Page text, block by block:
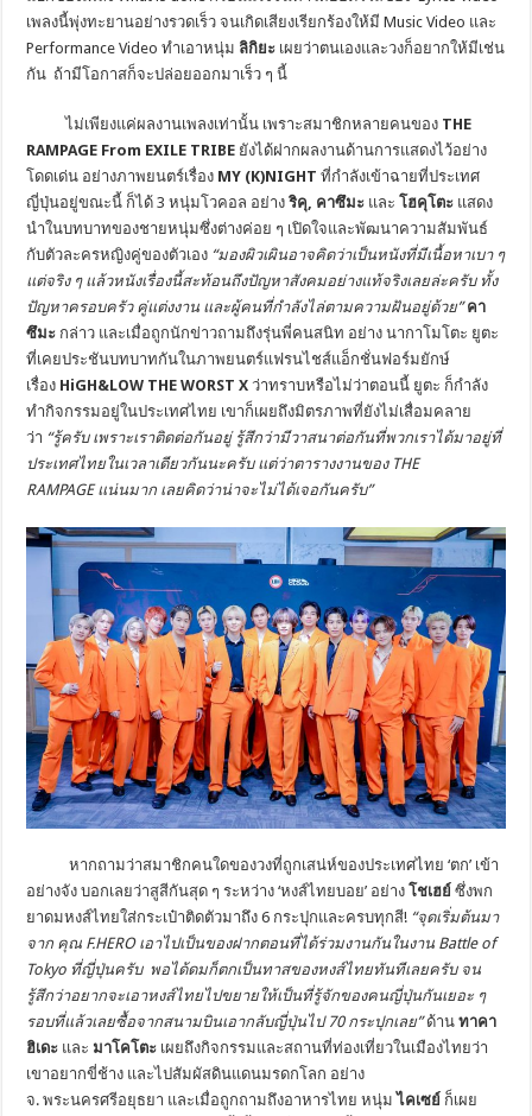
เพลงนี้พุ่งทะยานอย่างรวดเร็ว จนเกิดเสียงเรียกร้องให้มี Music Video และ
Performance Video ทำเอาหนุ่ม ลิกิยะ เผยว่าตนเองและวงก็อยากให้มีเช่น
กัน ถ้ามีโอกาสก็จะปล่อยออกมาเร็ว ๆ นี้
ไม่เพียงแค่ผลงานเพลงเท่านั้น เพราะสมาชิกหลายคนของ THE
RAMPAGE From EXILE TRIBE ยังได้ฝากผลงานด้านการแสดงไว้อย่าง
โดดเด่น อย่างภาพยนตร์เรื่อง MY (K)NIGHT ที่กำลังเข้าฉายที่ประเทศ
ญี่ปุ่นอยู่ขณะนี้ ก็ได้ 3 หนุ่มโวคอล อย่างริคุ, คาซึมะ และโฮคุโตะ แสดง
นำในบทบาทของชายหนุ่มซึ่งต่างค่อย ๆ เปิดใจและพัฒนาความสัมพันธ์
กับตัวละครหญิงคู่ของตัวเอง “มองผิวเผินอาจคิดว่าเป็นหนังที่มีเนื้อหาเบา ๆ
แต่จริง ๆ แล้วหนังเรื่องนี้สะท้อนถึงปัญหาสังคมอย่างแท้จริงเลยล่ะครับ ทั้ง
ปัญหาครอบครัว คู่แต่งงาน และผู้คนที่กำลังไล่ตามความฝันอยู่ด้วย” คา
ซึมะ กล่าว และเมื่อถูกนักข่าวถามถึงรุ่นพี่คนสนิท อย่าง นากาโมโตะ ยูตะ
ที่เคยประชันบทบาทกันในภาพยนตร์แฟรนไชส์แอ็กชั่นฟอร์มยักษ์
เรื่อง HiGH&LOW THE WORST X ว่าทราบหรือไม่ว่าตอนนี้ ยูตะ ก็กำลัง
ทำกิจกรรมอยู่ในประเทศไทย เขาก็เผยถึงมิตรภาพที่ยังไม่เสื่อมคลาย
ว่า “รู้ครับ เพราะเราติดต่อกันอยู่ รู้สึกว่ามีวาสนาต่อกันที่พวกเราได้มาอยู่ที่
ประเทศไทยในเวลาเดียวกันนะครับ แต่ว่าตารางงานของ THE
RAMPAGEแน่นมาก เลยคิดว่าน่าจะไม่ได้เจอกันครับ”
หากถามว่าสมาชิกคนใดของวงที่ถูกเสน่ห์ของประเทศไทย ‘ตก’ เข้า
อย่างจัง บอกเลยว่าสูสีกันสุด ๆ ระหว่าง ‘หงส์ไทยบอย’ อย่างโชเฮย์ ซึ่งพก
ยาดมหงส์ไทยใส่กระเป๋าติดตัวมาถึง 6 กระปุกและครบทุกสี! “จุดเริ่มต้นมา
จาก คุณ F.HERO เอาไปเป็นของฝากตอนที่ได้ร่วมงานกันในงาน Battle of
Tokyo ที่ญี่ปุ่นครับ พอได้ดมก็ตกเป็นทาสของหงส์ไทยทันทีเลยครับ จน
รู้สึกว่าอยากจะเอาหงส์ไทยไปขยายให้เป็นที่รู้จักของคนญี่ปุ่นกันเยอะ ๆ
รอบที่แล้วเลยซื้อจากสนามบินเอากลับญี่ปุ่นไป 70 กระปุกเลย”ด้านทาคา
ฮิเดะ และ มาโคโตะ เผยถึงกิจกรรมและสถานที่ท่องเที่ยวในเมืองไทยว่า
เขาอยากขี่ช้าง และไปสัมผัสดินแดนมรดกโลก อย่าง
จ. พระนครศรีอยุธยา และเมื่อถูกถามถึงอาหารไทย หนุ่มไคเซย์ ก็เผย